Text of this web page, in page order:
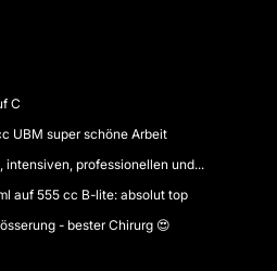
C
UBM super schöne Arbeit
intensiven, professionellen und...
auf 555 cc B-lite: absolut top
- bester Chirurg 😍